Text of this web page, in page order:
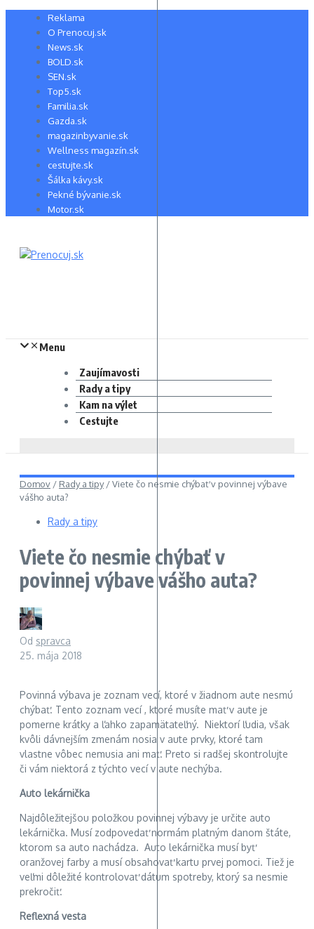
Preskočiť Reklama
O Prenocuj.sk
News.sk
BOLD.sk
SEN.sk
Top5.sk
Familia.sk
Gazda.sk
magazinbyvanie.sk
Wellness magazín.sk
cestujte.sk
Šálka kávy.sk
Pekné bývanie.sk
Motor.sk
Menu
Zaujímavosti
Rady a tipy
Kam na výlet
Cestujte
Domov / Rady a tipy/Viete čo nesmie chýbať v povinnej výbave
vášho auta?
Rady a tipy
Viete čo nesmie chýbať v
povinnej výbave vášho auta?
Od spravca
25. mája 2018
Povinná výbava je zoznam vecí, ktoré v žiadnom aute nesmú
chýbať. Tento zoznam vecí , ktoré musíte mať v aute je
pomerne krátky a ľahko zapamätateľný. Niektorí ľudia, však
kvôli dávnejším zmenám nosia v aute prvky, ktoré tam
vlastne vôbec nemusia ani mať. Preto si radšej skontrolujte
či vám niektorá z týchto vecí v aute nechýba.
Auto lekárnička
Najdôležitejšou položkou povinnej výbavy je určite auto
lekárnička. Musí zodpovedať normám platným danom štáte,
ktorom sa auto nachádza. Auto lekárnička musí byť
oranžovej farby a musí obsahovať kartu prvej pomoci. Tiež je
veľmi dôležité kontrolovať dátum spotreby, ktorý sa nesmie
prekročiť.
Reflexná vesta